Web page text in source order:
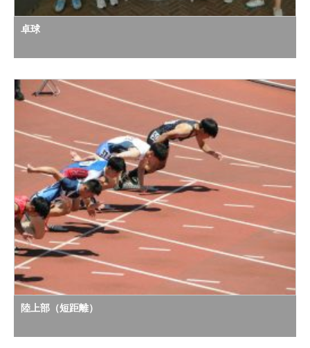
卓球
陸上部（短距離）